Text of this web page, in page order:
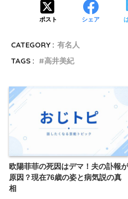
ポスト シェア
CATEGORY : 有名人
TAGS :
高井美紀
欧陽菲菲の死因はデマ！夫の訃報が
原因？現在76歳の姿と病気説の真
相